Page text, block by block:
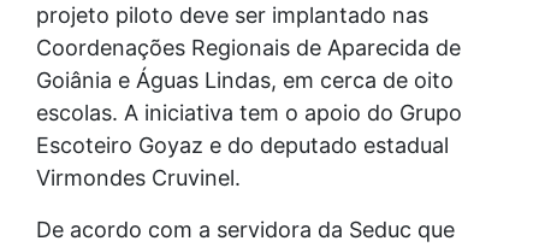
projeto piloto deve ser implantado nas
Coordenações Regionais de Aparecida de
Goiânia e Águas Lindas, em cerca de oito
escolas. A iniciativa tem o apoio do Grupo
Escoteiro Goyaz e do deputado estadual
Virmondes Cruvinel.
De acordo com a servidora da Seduc que